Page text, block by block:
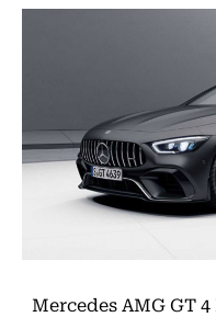
Mercedes AMG GT